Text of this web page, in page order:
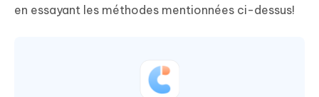
en essayant les méthodes mentionnées ci-dessus!